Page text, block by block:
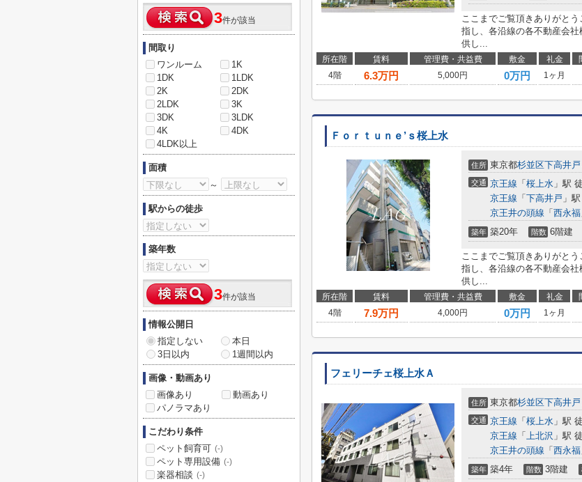
ここまでご覧頂きありがと
指し、各沿線の各不動産会
供し...
所在階 賃料 管理費・共益費 敷金 礼金
4階
6.3万円 5,000円 0万円 1ヶ月
Ｆｏｒｔｕｎｅ’ｓ桜上水
住所 東京都杉並区下高井戸
交通 京王線 「 桜上水 」駅
京王線 「 下高井戸 」
京王井の頭線 「 西永福
築年 築20年 階数 6階建
ここまでご覧頂きありがと
指し、各沿線の各不動産会
供し...
所在階 賃料 管理費・共益費 敷金 礼金
4階
7.9万円 4,000円 0万円 1ヶ月
フェリーチェ桜上水Ａ
住所 東京都杉並区下高井戸
交通 京王線 「 桜上水 」駅
京王線 「 上北沢 」駅
京王井の頭線 「 西永福
築年 築4年 階数 3階建
3件が該当
間取り
ワンルーム
1K
1DK
1LDK
2K
2DK
2LDK
3K
3DK
3LDK
4K
4DK
4LDK以上
面積
～
駅からの徒歩
築年数
3件が該当
情報公開日
指定しない
本日
3日以内
1週間以内
画像・動画あり
画像あり
動画あり
パノラマあり
こだわり条件
ペット飼育可 (-)
ペット専用設備 (-)
楽器相談 (-)